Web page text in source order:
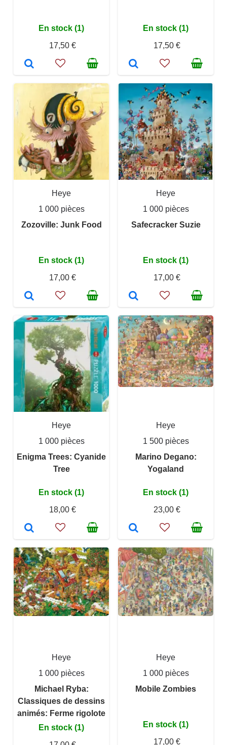
En stock (1)
17,50 €
En stock (1)
17,50 €
Heye
1 000 pièces
Zozoville: Junk Food
En stock (1)
17,00 €
Heye
1 000 pièces
Safecracker Suzie
En stock (1)
17,00 €
Heye
1 000 pièces
Enigma Trees: Cyanide
Tree
En stock (1)
18,00 €
Heye
1 500 pièces
Marino Degano:
Yogaland
En stock (1)
23,00 €
Heye
1 000 pièces
Michael Ryba:
Classiques de dessins
animés: Ferme rigolote
En stock (1)
Heye
1 000 pièces
Mobile Zombies
En stock (1)
17,00 €